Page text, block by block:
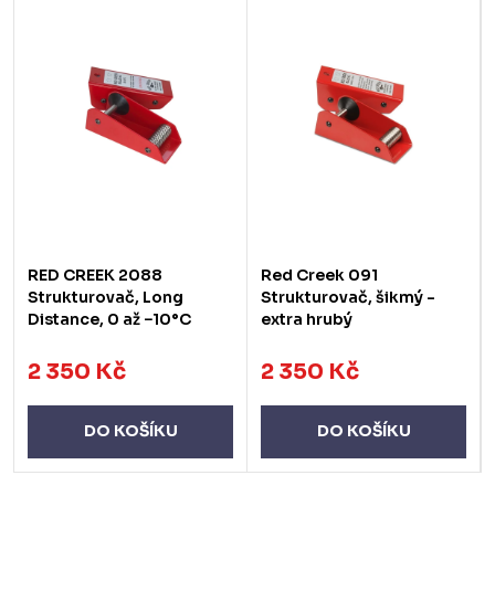
RED CREEK 2088
Strukturovač, Long
Distance, 0 až −10°C
2 350 Kč
DO KOŠÍKU
Red Creek 091
Strukturovač, šikmý -
extra hrubý
2 350 Kč
DO KOŠÍKU